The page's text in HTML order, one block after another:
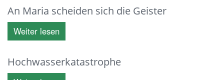
An Maria scheiden sich die Geister
Weiter lesen
Hochwasserkatastrophe